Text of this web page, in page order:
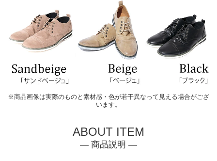
※商品画像は実際のものと素材感・色が若干異なって見える場合がござ
います。
ABOUT ITEM
— 商品説明 —